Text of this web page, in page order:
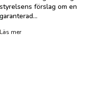
styrelsens förslag om en
garanterad...
Läs mer